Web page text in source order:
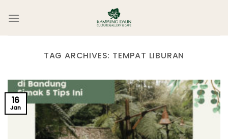
TAG ARCHIVES: TEMPAT LIBURAN
16
Jan